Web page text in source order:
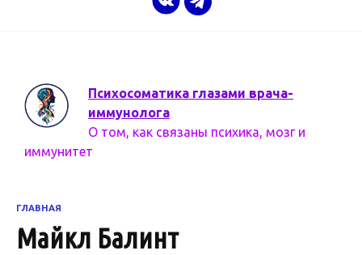
Психосоматика глазами врача-
иммунолога
О том, как связаны психика, мозг и
иммунитет
ГЛАВНАЯ
Майкл Балинт